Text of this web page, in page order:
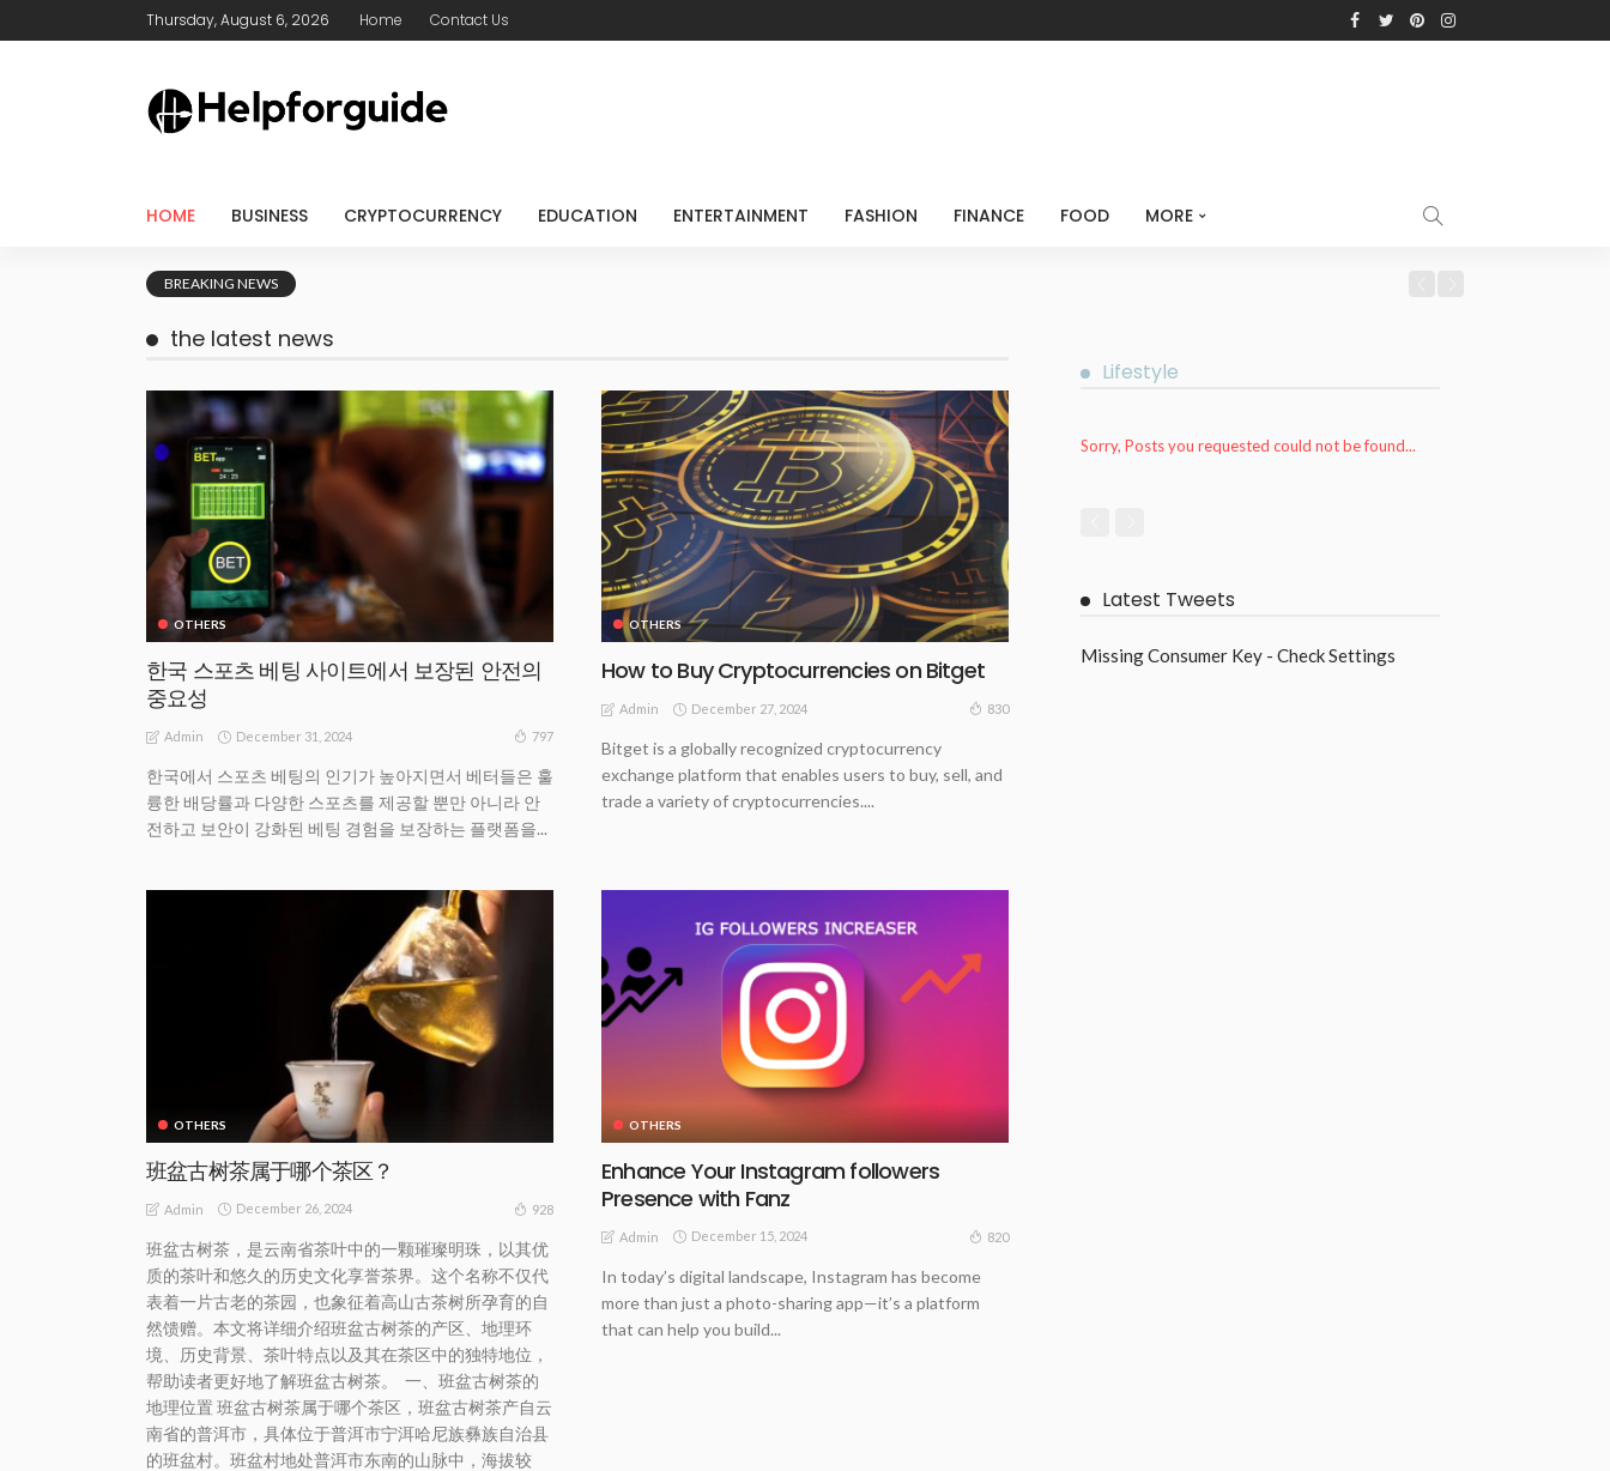
Thursday, August 6, 2026 Home Contact Us
HOME BUSINESS CRYPTOCURRENCY EDUCATION ENTERTAINMENT FASHION FINANCE FOOD MORE
BREAKING NEWS
the latest news
OTHERS
한국 스포츠 베팅 사이트에서 보장된 안전의
중요성
Admin December 31, 2024 797
한국에서 스포츠 베팅의 인기가 높아지면서 베터들은 훌
륭한 배당률과 다양한 스포츠를 제공할 뿐만 아니라 안
전하고 보안이 강화된 베팅 경험을 보장하는 플랫폼을...
OTHERS
How to Buy Cryptocurrencies on Bitget
Admin December 27, 2024 830
Bitget is a globally recognized cryptocurrency
exchange platform that enables users to buy, sell, and
trade a variety of cryptocurrencies....
OTHERS
班盆古树茶属于哪个茶区？
Admin December 26, 2024 928
班盆古树茶，是云南省茶叶中的一颗璀璨明珠，以其优
质的茶叶和悠久的历史文化享誉茶界。这个名称不仅代
表着一片古老的茶园，也象征着高山古茶树所孕育的自
然馈赠。本文将详细介绍班盆古树茶的产区、地理环
境、历史背景、茶叶特点以及其在茶区中的独特地位，
帮助读者更好地了解班盆古树茶。 一、班盆古树茶的
地理位置 班盆古树茶属于哪个茶区，班盆古树茶产自云
南省的普洱市，具体位于普洱市宁洱哈尼族彝族自治县
的班盆村。班盆村地处普洱市东南的山脉中，海拔较
OTHERS
Enhance Your Instagram followers
Presence with Fanz
Admin December 15, 2024 820
In today’s digital landscape, Instagram has become
more than just a photo-sharing app—it’s a platform
that can help you build...
Lifestyle
Sorry, Posts you requested could not be found...
Latest Tweets
Missing Consumer Key - Check Settings